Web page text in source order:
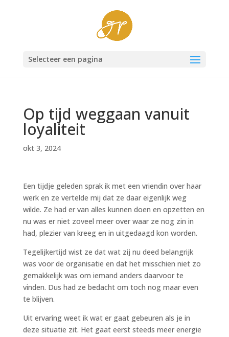
Selecteer een pagina
Op tijd weggaan vanuit
loyaliteit
okt 3, 2024
Een tijdje geleden sprak ik met een vriendin over haar
werk en ze vertelde mij dat ze daar eigenlijk weg
wilde. Ze had er van alles kunnen doen en opzetten en
nu was er niet zoveel meer over waar ze nog zin in
had, plezier van kreeg en in uitgedaagd kon worden.
Tegelijkertijd wist ze dat wat zij nu deed belangrijk
was voor de organisatie en dat het misschien niet zo
gemakkelijk was om iemand anders daarvoor te
vinden. Dus had ze bedacht om toch nog maar even
te blijven.
Uit ervaring weet ik wat er gaat gebeuren als je in
deze situatie zit. Het gaat eerst steeds meer energie